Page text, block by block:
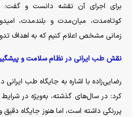
برای اجرای آن نقشه دانست و گفت:
کوتاه‌مدت، میان‌مدت و بلندمدت،
زمانی مشخص اعلام کنیم که به اهداف
نقش طب ایرانی در نظام سلامت و
رضایی‌زاده با اشاره به جایگاه طب
کرد: در سال‌های گذشته، به‌ویژه در
پررنگی داشته است، اما هنوز جایگاه